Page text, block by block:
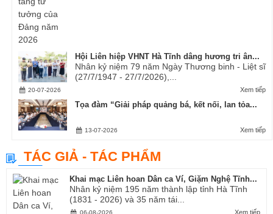
Hội Liên hiệp VHNT Hà Tĩnh dâng hương tri ân...
Nhân kỷ niệm 79 năm Ngày Thương binh - Liệt sĩ
(27/7/1947 - 27/7/2026),...
Xem tiếp
20-07-2026
Tọa đàm “Giải pháp quảng bá, kết nối, lan tỏa...
Xem tiếp
13-07-2026
TÁC GIẢ - TÁC PHẨM
Khai mạc Liên hoan Dân ca Ví, Giặm Nghệ Tĩnh...
Nhân kỷ niệm 195 năm thành lập tỉnh Hà Tĩnh
(1831 - 2026) và 35 năm tái...
Xem tiếp
06-08-2026